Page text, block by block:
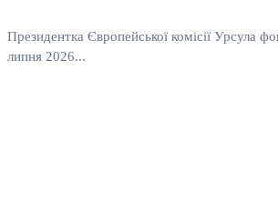
Президентка Європейської комісії Урсула
липня 2026...